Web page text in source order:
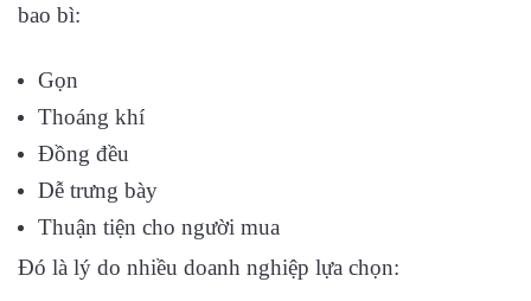
bao bì:
Gọn
Thoáng khí
Đồng đều
Dễ trưng bày
Thuận tiện cho người mua
Đó là lý do nhiều doanh nghiệp lựa chọn: